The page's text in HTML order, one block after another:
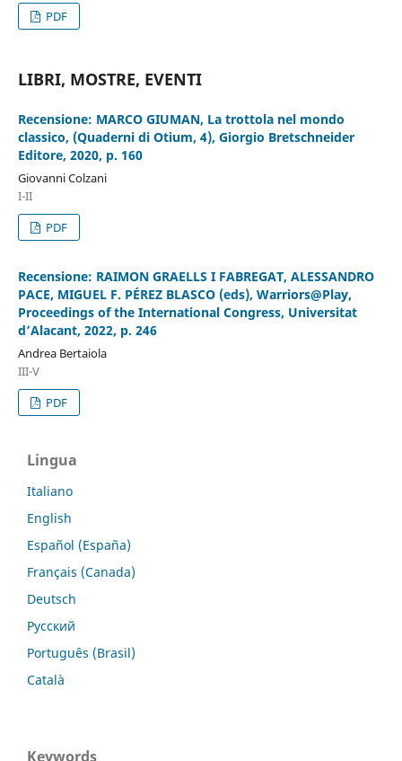
PDF
LIBRI, MOSTRE, EVENTI
Recensione: MARCO GIUMAN, La trottola nel mondo
classico, (Quaderni di Otium, 4), Giorgio Bretschneider
Editore, 2020, p. 160
Giovanni Colzani
I-II
PDF
Recensione: RAIMON GRAELLS I FABREGAT, ALESSANDRO
PACE, MIGUEL F. PÉREZ BLASCO (eds), Warriors@Play,
Proceedings of the International Congress, Universitat
d’Alacant, 2022, p. 246
Andrea Bertaiola
III-V
PDF
Lingua
Italiano
English
Español (España)
Français (Canada)
Deutsch
Русский
Português (Brasil)
Català
Keywords